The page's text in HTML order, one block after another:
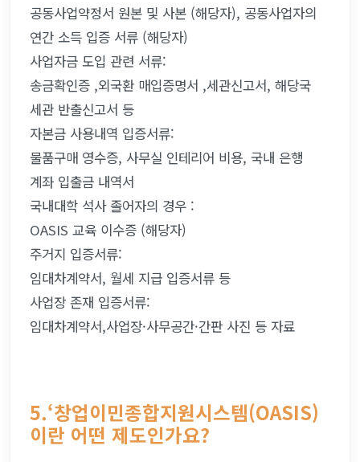
공동사업약정서 원본 및 사본 (해당자), 공동사업자의
연간 소득 입증 서류 (해당자)
사업자금 도입 관련 서류:
송금확인증 ,외국환 매입증명서 ,세관신고서, 해당국
세관 반출신고서 등
자본금 사용내역 입증서류:
물품구매 영수증, 사무실 인테리어 비용, 국내 은행
계좌 입출금 내역서
국내대학 석사 졸어자의 경우 :
OASIS 교육 이수증 (해당자)
주거지 입증서류:
임대차계약서, 월세 지급 입증서류 등
사업장 존재 입증서류:
임대차계약서,사업장·사무공간·간판 사진 등 자료
5.‘창업이민종합지원시스템(OASIS)
이란 어떤 제도인가요?